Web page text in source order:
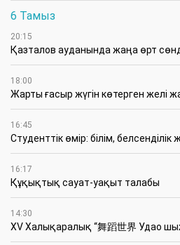
6 Тамыз
20:15
Қазталов ауданында жаңа өрт
18:00
Жарты ғасыр жүгін көтерген желі
16:45
Студенттік өмір: білім,
16:17
Құқықтық сауат-уақыт талабы
14:30
XV Халықаралық “舞蹈世界 Удао